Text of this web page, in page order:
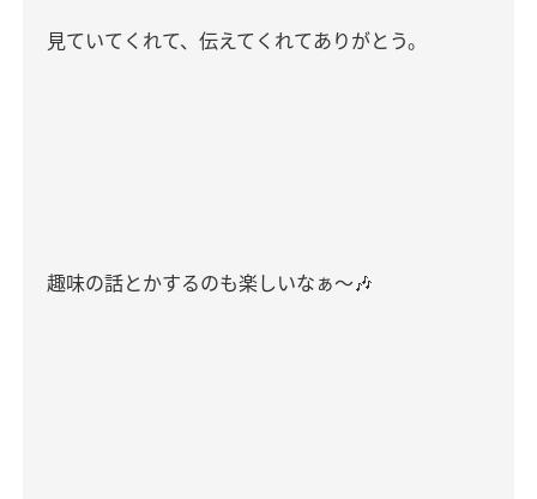
見ていてくれて、伝えてくれてありがとう。
趣味の話とかするのも楽しいなぁ〜🎶